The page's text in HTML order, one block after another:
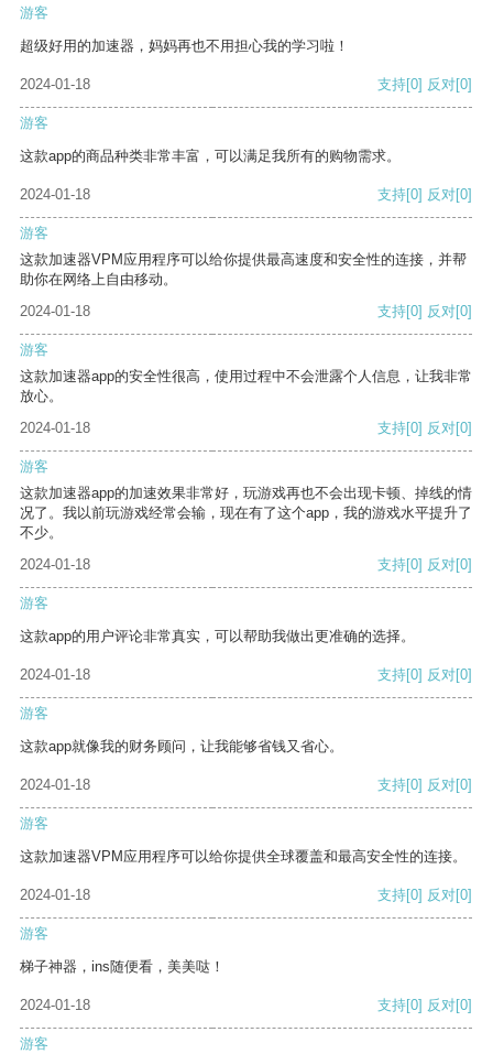
游客
超级好用的加速器，妈妈再也不用担心我的学习啦！
2024-01-18 支持[0] 反对[0]
游客
这款app的商品种类非常丰富，可以满足我所有的购物需求。
2024-01-18 支持[0] 反对[0]
游客
这款加速器VPM应用程序可以给你提供最高速度和安全性的连接，并帮
助你在网络上自由移动。
2024-01-18
支持[0] 反对[0]
游客
这款加速器app的安全性很高，使用过程中不会泄露个人信息，让我非常
放心。
2024-01-18
支持[0] 反对[0]
游客
这款加速器app的加速效果非常好，玩游戏再也不会出现卡顿、掉线的情
况了。我以前玩游戏经常会输，现在有了这个app，我的游戏水平提升了
不少。
2024-01-18
支持[0] 反对[0]
游客
这款app的用户评论非常真实，可以帮助我做出更准确的选择。
2024-01-18 支持[0] 反对[0]
游客
这款app就像我的财务顾问，让我能够省钱又省心。
2024-01-18 支持[0] 反对[0]
游客
这款加速器VPM应用程序可以给你提供全球覆盖和最高安全性的连接。
2024-01-18 支持[0] 反对[0]
游客
梯子神器，ins随便看，美美哒！
2024-01-18 支持[0] 反对[0]
游客